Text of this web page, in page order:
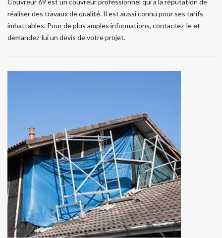
Couvreur 69 est un couvreur professionnel qui a la réputation de
réaliser des travaux de qualité. Il est aussi connu pour ses tarifs
imbattables. Pour de plus amples informations, contactez-le et
demandez-lui un devis de votre projet.